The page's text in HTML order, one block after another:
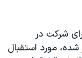
شرکت در
شده، مورد استقبال